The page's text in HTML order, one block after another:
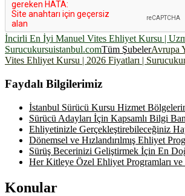
İncirli En İyi Manuel Vites Ehliyet Kursu |
Surucukursuistanbul.comTüm ŞubelerAvrupa
Vites Ehliyet Kursu | 2026 Fiyatları |
Faydalı Bilgilerimiz
İstanbul Sürücü Kursu Hizmet
Sürücü Adayları İçin Kapsamlı Bilgi
Ehliyetinizle Gerçekleştirebileceğiniz
Dönemsel ve Hızlandırılmış Ehliyet
Sürüş Becerinizi Geliştirmek İçin En
Her Kitleye Özel Ehliyet Programları
Konular